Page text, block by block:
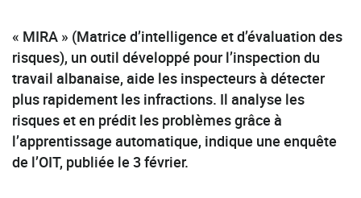
« MIRA » (Matrice d’intelligence et d’évaluation des
risques), un outil développé pour l’inspection du
travail albanaise, aide les inspecteurs à détecter
plus rapidement les infractions. Il analyse les
risques et en prédit les problèmes grâce à
l’apprentissage automatique, indique une enquête
de l’OIT, publiée le 3 février.